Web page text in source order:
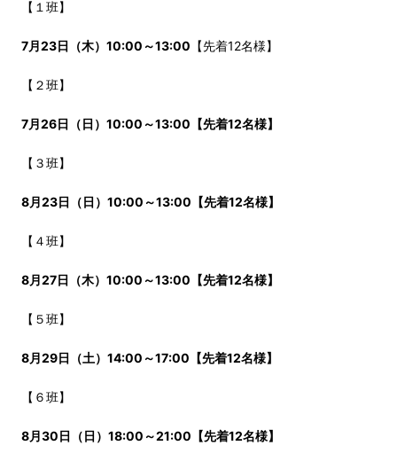
【１班】
7月23日（木）10:00～13:00 【先着12名様】
【２班】
7月26日（日） 10:00～13:00 【先着12名様】
【３班】
8月23日（日） 10:00～13:00 【先着12名様】
【４班】
8月27日（木） 10:00～13:00 【先着12名様】
【５班】
8月29日（土） 14:00～17:00 【先着12名様】
【６班】
8月30日（日） 18:00～21:00 【先着12名様】